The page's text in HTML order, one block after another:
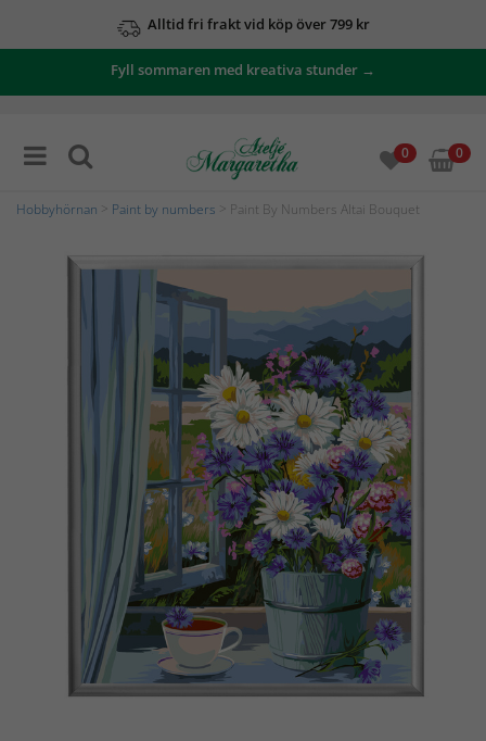
Alltid fri frakt vid köp över 799 kr
Fyll sommaren med kreativa stunder →
0 0
Hobbyhörnan Paint by numbers > Paint By Numbers Altai Bouquet